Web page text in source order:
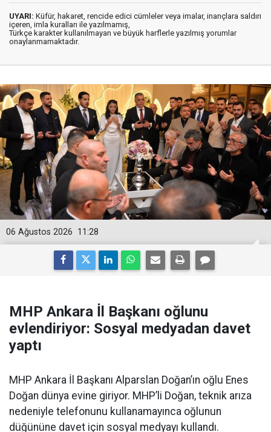
UYARI: Küfür, hakaret, rencide edici cümleler veya imalar, inançlara saldırı
içeren, imla kuralları ile yazılmamış,
Türkçe karakter kullanılmayan ve büyük harflerle yazılmış yorumlar
onaylanmamaktadır.
11:28
06 Ağustos 2026
MHP Ankara İl Başkanı oğlunu
evlendiriyor: Sosyal medyadan davet
yaptı
MHP Ankara İl Başkanı Alparslan Doğan’ın oğlu Enes
Doğan dünya evine giriyor. MHP’li Doğan, teknik arıza
nedeniyle telefonunu kullanamayınca oğlunun
düğününe davet için sosyal medyayı kullandı.